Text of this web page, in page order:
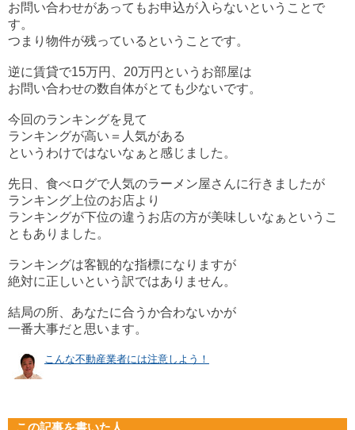
お問い合わせがあってもお申込が入らないということで
す。
つまり物件が残っているということです。
逆に賃貸で15万円、20万円というお部屋は
お問い合わせの数自体がとても少ないです。
今回のランキングを見て
ランキングが高い＝人気がある
というわけではないなぁと感じました。
先日、食べログで人気のラーメン屋さんに行きましたが
ランキング上位のお店より
ランキングが下位の違うお店の方が美味しいなぁというこ
ともありました。
ランキングは客観的な指標になりますが
絶対に正しいという訳ではありません。
結局の所、あなたに合うか合わないかが
一番大事だと思います。
こんな不動産業者には注意しよう！
この記事を書いた人